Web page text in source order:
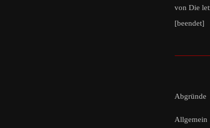
von Die
[beendet]
Abgründe
Allgemein